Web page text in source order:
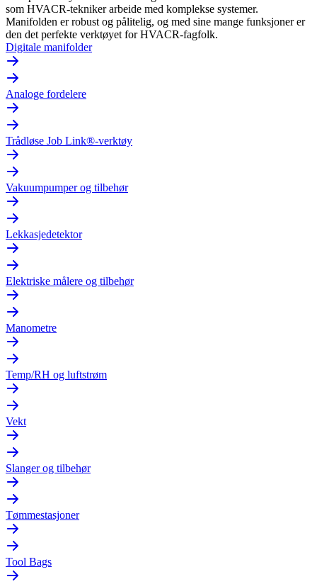
som HVACR-tekniker arbeide med komplekse systemer.
Manifolden er robust og pålitelig, og med sine mange funksjoner er
den det perfekte verktøyet for HVACR-fagfolk.
Digitale manifolder
Analoge fordelere
Trådløse Job Link®-verktøy
Vakuumpumper og tilbehør
Lekkasjedetektor
Elektriske målere og tilbehør
Manometre
Temp/RH og luftstrøm
Vekt
Slanger og tilbehør
Tømmestasjoner
Tool Bags